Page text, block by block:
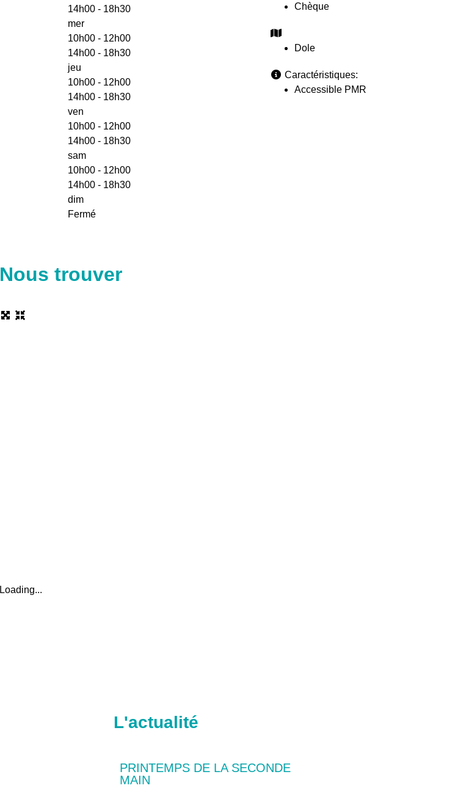
14h00 - 18h30
mer
10h00 - 12h00
14h00 - 18h30
jeu
10h00 - 12h00
14h00 - 18h30
ven
10h00 - 12h00
14h00 - 18h30
sam
10h00 - 12h00
14h00 - 18h30
dim
Fermé
Chèque
Dole
Caractéristiques:
Accessible PMR
Nous trouver
Loading...
L'actualité
PRINTEMPS DE LA SECONDE
MAIN